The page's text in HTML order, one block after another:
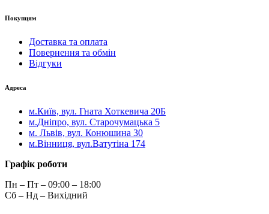
Покупцям
Доставка та оплата
Повернення та обмін
Відгуки
Адреса
м.Київ, вул. Гната Хоткевича 20Б
м.Дніпро, вул. Старочумацька 5
м. Львів, вул. Конюшина 30
м.Вінниця, вул.Ватутіна 174
Графік роботи
Пн – Пт – 09:00 – 18:00
Сб – Нд – Вихідний